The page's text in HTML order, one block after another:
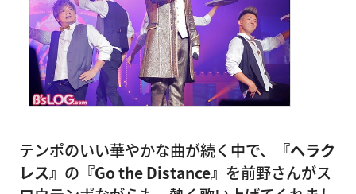
テンポのいい華やかな曲が続く中で、
『ヘラク
レス』 の 『Go the Distance』 を前野さんがス